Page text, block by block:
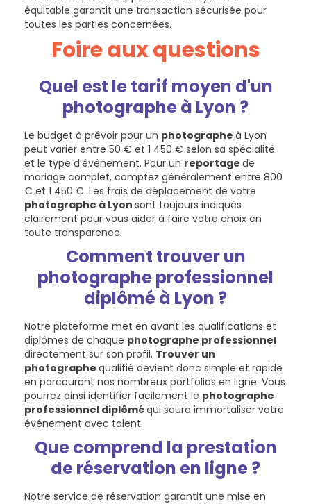
équitable garantit une transaction sécurisée pour
toutes les parties concernées.
Foire aux questions
Quel est le tarif moyen d'un
photographe à Lyon ?
Le budget à prévoir pour un photographe à Lyon
peut varier entre 50 € et 1 450 € selon sa spécialité
et le type d’événement. Pour un reportage de
mariage complet, comptez généralement entre 800
€ et 1 450 €. Les frais de déplacement de votre
photographe à Lyon sont toujours indiqués
clairement pour vous aider à faire votre choix en
toute transparence.
Comment trouver un
photographe professionnel
diplômé à Lyon ?
Notre plateforme met en avant les qualifications et
diplômes de chaque photographe professionnel
directement sur son profil. Trouver un
photographe qualifié devient donc simple et rapide
en parcourant nos nombreux portfolios en ligne. Vous
pourrez ainsi identifier facilement le photographe
professionnel diplôméqui saura immortaliser votre
événement avec talent.
Que comprend la prestation
de réservation en ligne ?
Notre service de réservation garantit une mise en